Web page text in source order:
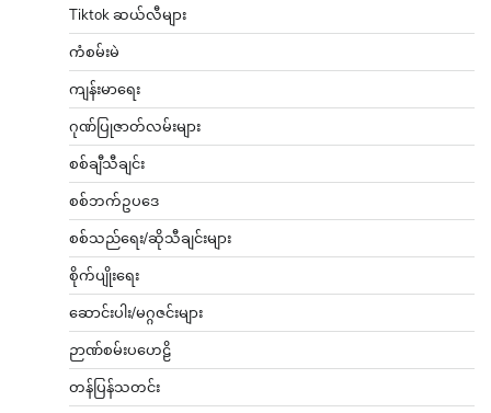
Tiktok ဆယ်လီများ
ကံစမ်းမဲ
ကျန်းမာရေး
ဂုဏ်ပြုဇာတ်လမ်းများ
စစ်ချီသီချင်း
စစ်ဘက်ဥပဒေ
စစ်သည်ရေး/ဆိုသီချင်းများ
စိုက်ပျိုးရေး
ဆောင်းပါး/မဂ္ဂဇင်းများ
ဉာဏ်စမ်းပဟေဠိ
တန်ပြန်သတင်း